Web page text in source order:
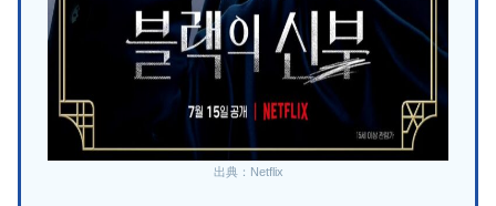
出典：Netflix